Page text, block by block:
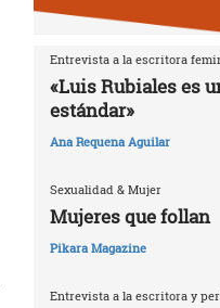
Entrevista a la escritora
«Luis Rubiales es
estándar»
Ana Requena Aguilar
Sexualidad & Mujer
Mujeres que follan
Pikara Magazine
Entrevista a la escritora y